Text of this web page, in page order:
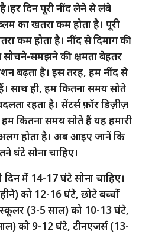
दिन पूरी नींद लेने से लंबे
का खतरा कम होता है। पूरी
कम होता है। नींद से दिमाग की
सोचने-समझने की क्षमता बेहतर
बढ़ता है। इस तरह, हम नींद से
साथ ही, हम कितना समय सोते
रहता है। सेंटर्स फ़ॉर डिज़ीज़
कितना समय सोते हैं यह हमारी
होता है। अब आइए जानें कि
घंटे सोना चाहिए।
में 14-17 घंटे सोना चाहिए।
को 12-16 घंटे, छोटे बच्चों
(3-5 साल) को 10-13 घंटे,
को 9-12 घंटे, टीनएजर्स (13-